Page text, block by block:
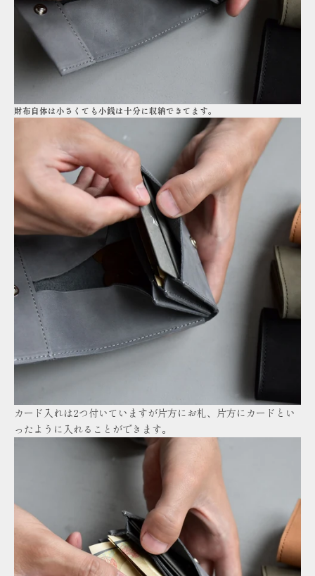
財布自体は小さくても小銭は十分に収納できてます。
カード入れは2つ付いていますが片方にお札、片方にカードとい
ったように入れることができます。